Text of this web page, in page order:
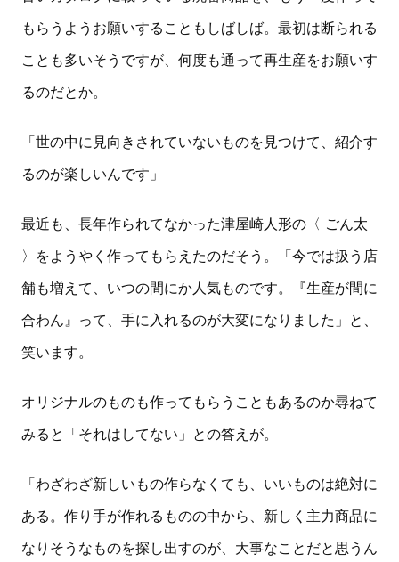
もらうようお願いすることもしばしば。最初は断られる
ことも多いそうですが、何度も通って再生産をお願いす
るのだとか。
「世の中に見向きされていないものを見つけて、紹介す
るのが楽しいんです」
最近も、長年作られてなかった津屋崎人形の〈 ごん太
〉をようやく作ってもらえたのだそう。「今では扱う店
舗も増えて、いつの間にか人気ものです。『生産が間に
合わん』って、手に入れるのが大変になりました」と、
笑います。
オリジナルのものも作ってもらうこともあるのか尋ねて
みると「それはしてない」との答えが。
「わざわざ新しいもの作らなくても、いいものは絶対に
ある。作り手が作れるものの中から、新しく主力商品に
なりそうなものを探し出すのが、大事なことだと思うん